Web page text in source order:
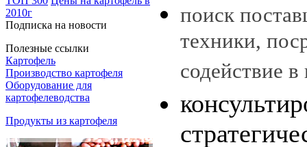
2010г
Подписка на новости
Полезные ссылки
Картофель
Производство картофеля
Оборудование для
картофелеводства
Продукты из картофеля
поиск
техники,
содействие